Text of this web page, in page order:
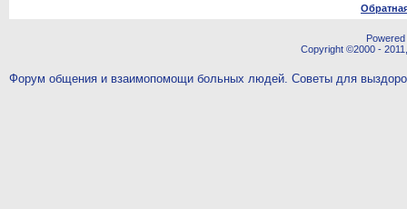
Copyright ©2000 -
Форум общения и взаимопомощи больных людей. Советы для